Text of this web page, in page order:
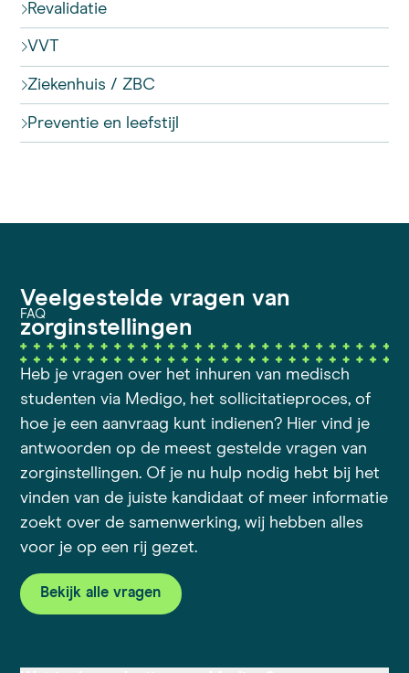
Revalidatie
VVT
Ziekenhuis / ZBC
Preventie en leefstijl
FAQ
Veelgestelde vragen van
zorginstellingen
Heb je vragen over het inhuren van medisch
studenten via Medigo, het sollicitatieproces, of
hoe je een aanvraag kunt indienen? Hier vind je
antwoorden op de meest gestelde vragen van
zorginstellingen. Of je nu hulp nodig hebt bij het
vinden van de juiste kandidaat of meer informatie
zoekt over de samenwerking, wij hebben alles
voor je op een rij gezet.
Bekijk alle vragen